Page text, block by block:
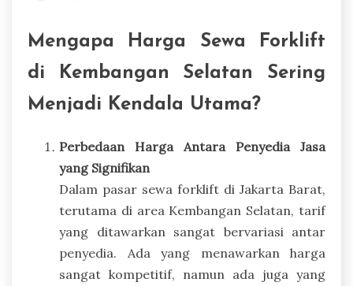
Mengapa Harga Sewa Forklift
di Kembangan Selatan Sering
Menjadi Kendala Utama?
Perbedaan Harga Antara Penyedia Jasa
yang Signifikan
Dalam pasar sewa forklift di Jakarta Barat,
terutama di area Kembangan Selatan, tarif
yang ditawarkan sangat bervariasi antar
penyedia. Ada yang menawarkan harga
sangat kompetitif, namun ada juga yang